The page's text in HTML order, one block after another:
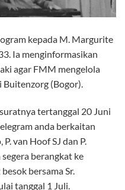
kepada M. Margurite
Ia menginformasikan
agar FMM mengelola
Buitenzorg (Bogor).
tertanggal 20 Juni
anda berkaitan
van Hoof SJ dan P.
berangkat ke
bersama Sr.
tanggal 1 Juli.